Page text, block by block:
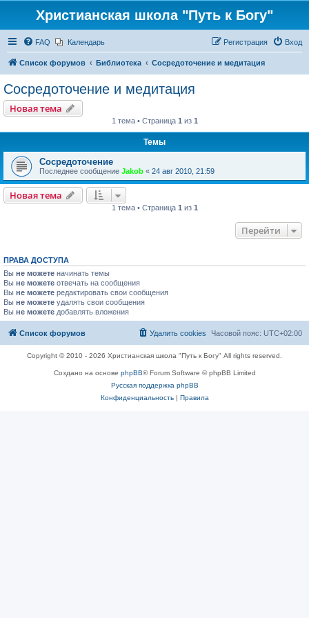
Христианская школа "Путь к Богу"
FAQ Календарь Вход
Регистрация
Список форумов Библиотека Сосредоточение и медитация
Сосредоточение и медитация
Новая тема
1 тема • Страница 1 из 1
Темы
Сосредоточение
Последнее сообщение Jakob « 24 авг 2010, 21:59
Новая тема
1 тема • Страница 1 из 1
Перейти
ПРАВА ДОСТУПА
Вы не можете начинать темы
Вы не можете отвечать на сообщения
Вы не можете редактировать свои сообщения
Вы не можете удалять свои сообщения
Вы не можете добавлять вложения
Список форумов Часовой пояс: UTC+02:00
Удалить cookies
Copyright © 2010 - 2026 Христианская школа "Путь к Богу" All rights reserved.
Создано на основе phpBB® Forum Software © phpBB Limited
Русская поддержка phpBB
Конфиденциальность| Правила